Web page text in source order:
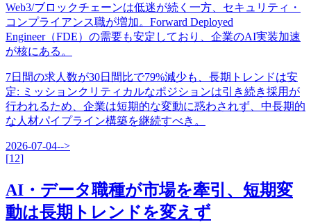
Web3/ブロックチェーンは低迷が続く一方、セキュリティ・
コンプライアンス職が増加。Forward Deployed
Engineer（FDE）の需要も安定しており、企業のAI実装加速
が核にある。
7日間の求人数が30日間比で79%減少も、長期トレンドは安
定: ミッションクリティカルなポジションは引き続き採用が
行われるため、企業は短期的な変動に惑わされず、中長期的
な人材パイプライン構築を継続すべき。
2026-07-04-->
[12]
AI・データ職種が市場を牽引、短期変
動は長期トレンドを変えず